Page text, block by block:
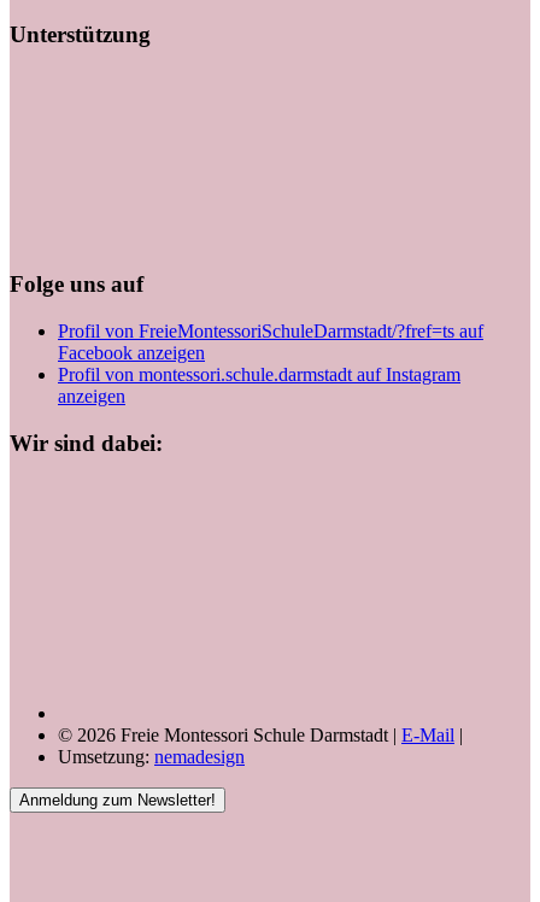
Unterstützung
Folge uns auf
Profil von FreieMontessoriSchuleDarmstadt/?fref=ts auf
Facebook anzeigen
Profil von montessori.schule.darmstadt auf Instagram
anzeigen
Wir sind dabei:
© 2026 Freie Montessori Schule Darmstadt | E-Mail |
Umsetzung: nemadesign
Anmeldung zum Newsletter!